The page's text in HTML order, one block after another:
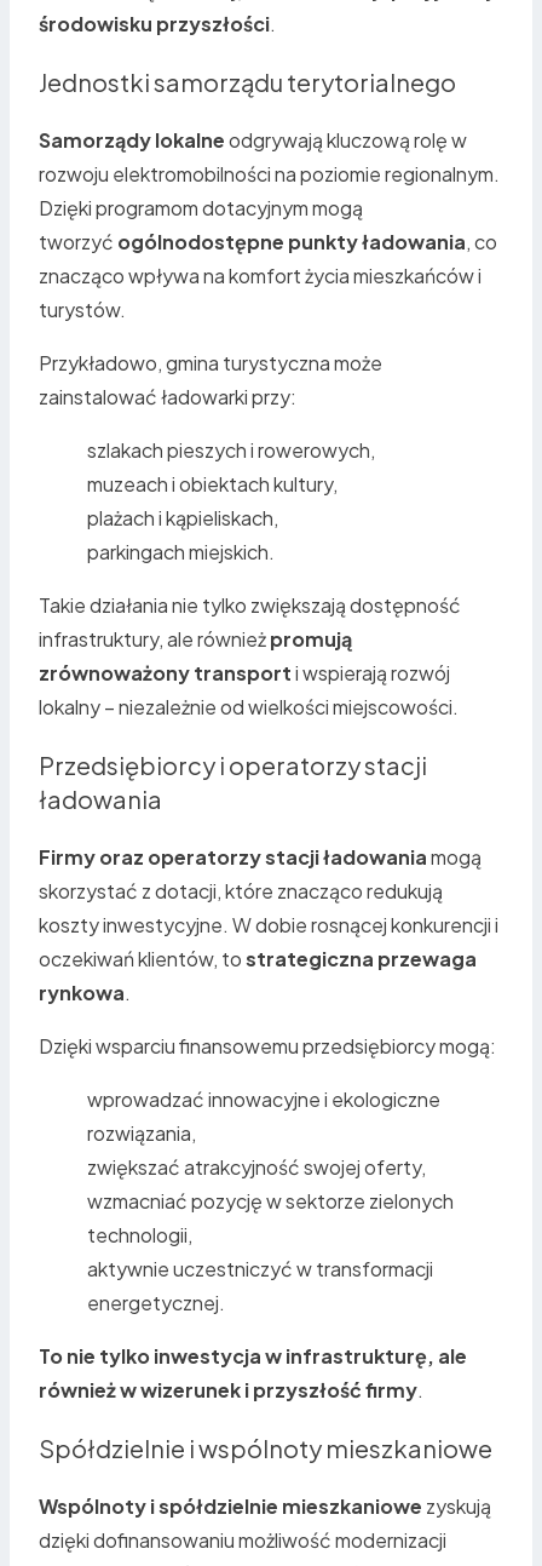
środowisku przyszłości.
Jednostki samorządu terytorialnego
Samorządy lokalneodgrywają kluczową rolę w
rozwoju elektromobilności na poziomie regionalnym.
Dzięki programom dotacyjnym mogą
tworzyć ogólnodostępne punkty ładowania, co
znacząco wpływa na komfort życia mieszkańców i
turystów.
Przykładowo, gmina turystyczna może
zainstalować ładowarki przy:
szlakach pieszych i rowerowych,
muzeach i obiektach kultury,
plażach i kąpieliskach,
parkingach miejskich.
Takie działania nie tylko zwiększają dostępność
infrastruktury, ale równieżpromują
zrównoważony transporti wspierają rozwój
lokalny – niezależnie od wielkości miejscowości.
Przedsiębiorcy i operatorzy stacji
ładowania
Firmy oraz operatorzy stacji ładowaniamogą
skorzystać z dotacji, które znacząco redukują
koszty inwestycyjne. W dobie rosnącej konkurencji i
oczekiwań klientów, tostrategiczna przewaga
rynkowa.
Dzięki wsparciu finansowemu przedsiębiorcy mogą:
wprowadzać innowacyjne i ekologiczne
rozwiązania,
zwiększać atrakcyjność swojej oferty,
wzmacniać pozycję w sektorze zielonych
technologii,
aktywnie uczestniczyć w transformacji
energetycznej.
To nie tylko inwestycja w infrastrukturę, ale
również w wizerunek i przyszłość firmy.
Spółdzielnie i wspólnoty mieszkaniowe
Wspólnoty i spółdzielnie mieszkaniowe zyskują
dzięki dofinansowaniu możliwość modernizacji